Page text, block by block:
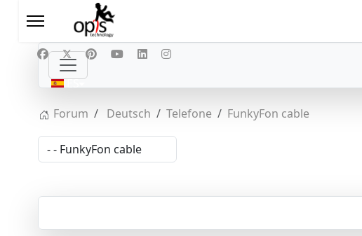
Seleccione su idioma
ES
Forum
Deutsch Telefone FunkyFon cable